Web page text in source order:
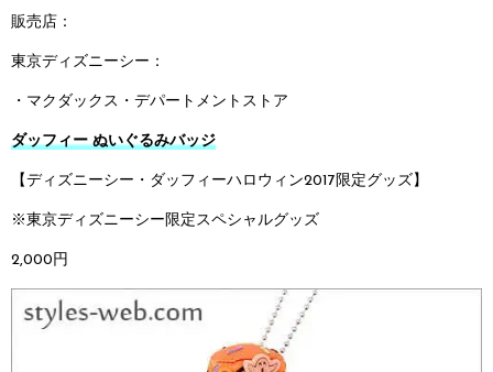
販売店：
東京ディズニーシー：
・マクダックス・デパートメントストア
ダッフィー ぬいぐるみバッジ
【ディズニーシー・ダッフィーハロウィン2017限定グッズ】
※東京ディズニーシー限定スペシャルグッズ
2,000円